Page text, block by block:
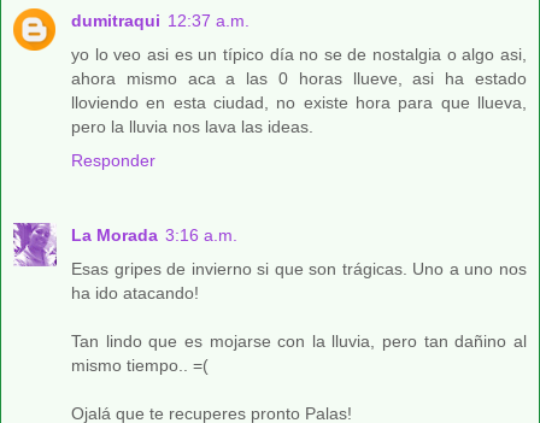
dumitraqui 12:37 a.m.
yo lo veo asi es un típico día no se de nostalgia o algo asi,
ahora mismo aca a las 0 horas llueve, asi ha estado
lloviendo en esta ciudad, no existe hora para que llueva,
pero la lluvia nos lava las ideas.
Responder
La Morada 3:16 a.m.
Esas gripes de invierno si que son trágicas. Uno a uno nos
ha ido atacando!
Tan lindo que es mojarse con la lluvia, pero tan dañino al
mismo tiempo.. =(
Ojalá que te recuperes pronto Palas!